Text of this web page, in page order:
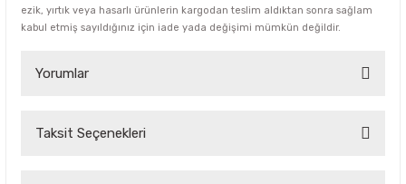
ezik, yırtık veya hasarlı ürünlerin kargodan teslim aldıktan sonra sağlam
kabul etmiş sayıldığınız için iade yada değişimi mümkün değildir.
Yorumlar
Bu ürüne ilk yorumu siz yapın!
Taksit Seçenekleri